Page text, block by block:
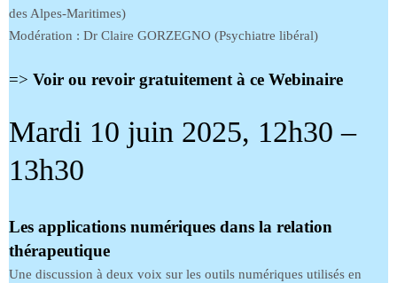
des Alpes-Maritimes)
Modération : Dr Claire GORZEGNO (Psychiatre libéral)
=> Voir ou revoir gratuitement à ce Webinaire
Mardi 10 juin 2025, 12h30 –
13h30
Les applications numériques dans la relation
thérapeutique
Une discussion à deux voix sur les outils numériques utilisés en